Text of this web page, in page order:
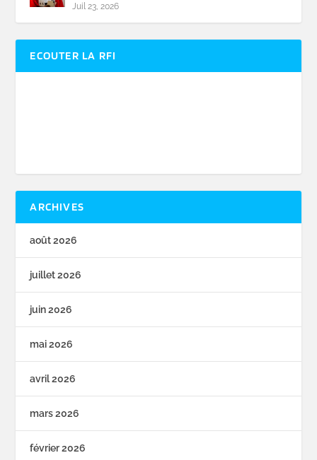
Juil 23, 2026
ECOUTER LA RFI
ARCHIVES
août 2026
juillet 2026
juin 2026
mai 2026
avril 2026
mars 2026
février 2026